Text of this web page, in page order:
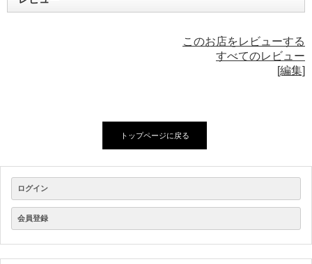
このお店をレビューする
すべてのレビュー
[編集]
トップページに戻る
ログイン
会員登録